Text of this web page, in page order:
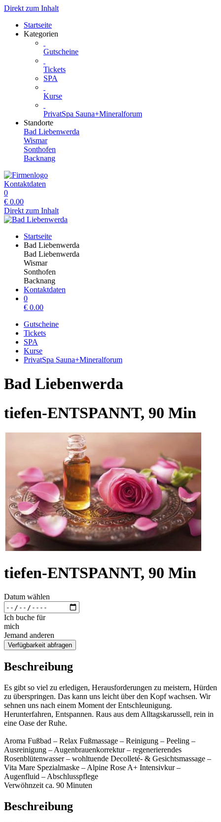
Direkt zum Inhalt
Startseite
Kategorien
Gutscheine
Tickets
SPA
Kurse
PrivatSpa Sauna+Mineralforum
Standorte
Bad Liebenwerda
Wismar
Sonthofen
Backnang
Kontaktdaten
0
€ 0.00
Direkt zum Inhalt
Startseite
Bad Liebenwerda
Bad Liebenwerda
Wismar
Sonthofen
Backnang
Kontaktdaten
0
€ 0.00
Gutscheine
Tickets
SPA
Kurse
PrivatSpa Sauna+Mineralforum
Bad Liebenwerda
tiefen-ENTSPANNT, 90 Min
tiefen-ENTSPANNT, 90 Min
Datum wählen
Ich buche für
mich
Jemand anderen
Verfügbarkeit abfragen
Beschreibung
Es gibt so viel zu erledigen, Herausforderungen zu meistern, Hürden
zu überspringen. Das kann uns leicht über den Kopf wachsen. Wir
sehnen uns nach einem Moment der Entschleunigung.
Herunterfahren, Entspannen. Raus aus dem Alltagskarussell, rein in
eine Oase der Ruhe.
Aroma Fußbad – Relax Fußmassage – Reinigung – Peeling –
Ausreinigung – Augenbrauenkorrektur – regenerierendes
Rosenblütenwasser – wohltuende Decolleté- & Gesichtsmassage –
Vita Mare Spezialmaske – Alpine Rose A+ Intensivkur –
Augenfluid – Abschlusspflege
Verwöhnzeit ca. 90 Minuten
Beschreibung